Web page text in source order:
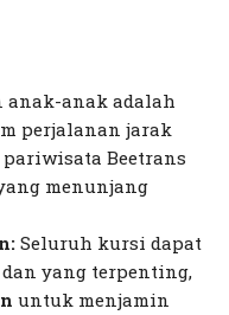
anak-anak adalah
perjalanan jarak
Beetrans
menunjang
Seluruh kursi dapat
dan yang terpenting,
untuk menjamin